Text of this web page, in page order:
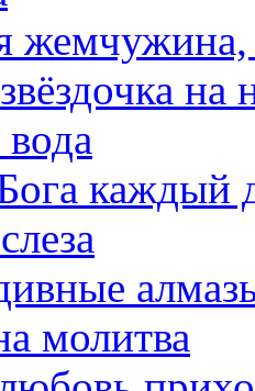
жемчужина,
на
каждый
молитва